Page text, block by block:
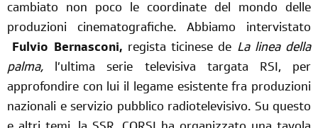
cambiato non poco le coordinate del mondo delle
produzioni cinematografiche. Abbiamo intervistato
Fulvio Bernasconi, regista ticinese de La linea della
palma, l’ultima serie televisiva targata RSI, per
approfondire con lui il legame esistente fra produzioni
nazionali e servizio pubblico radiotelevisivo. Su questo